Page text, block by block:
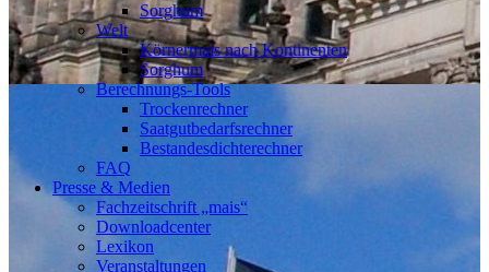
Sorghum
Welt
Körnermais nach Kontinenten
Sorghum
Berechnungs-Tools
Trockenrechner
Saatgutbedarfsrechner
Bestandesdichterechner
FAQ
Presse & Medien
Fachzeitschrift „mais“
Downloadcenter
Lexikon
Veranstaltungen